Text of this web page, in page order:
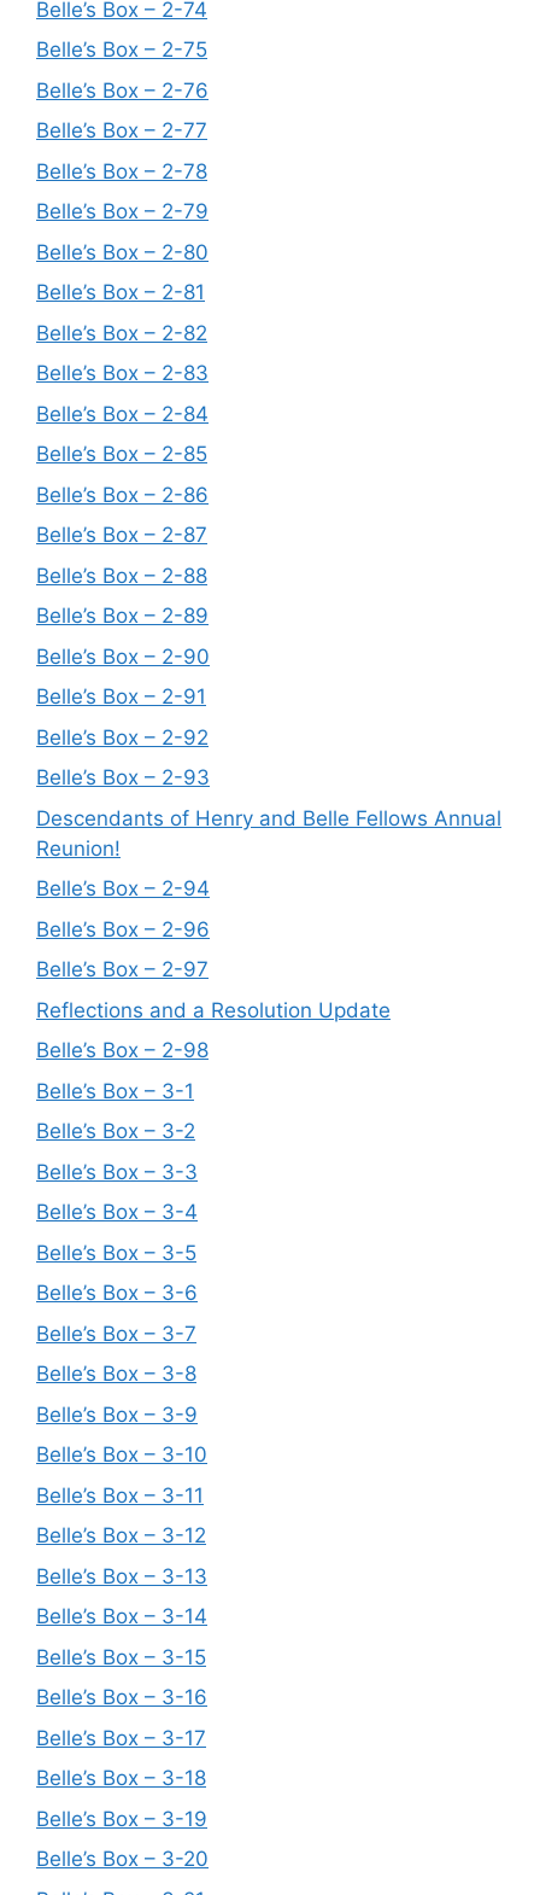
Belle’s Box – 2-74
Belle’s Box – 2-75
Belle’s Box – 2-76
Belle’s Box – 2-77
Belle’s Box – 2-78
Belle’s Box – 2-79
Belle’s Box – 2-80
Belle’s Box – 2-81
Belle’s Box – 2-82
Belle’s Box – 2-83
Belle’s Box – 2-84
Belle’s Box – 2-85
Belle’s Box – 2-86
Belle’s Box – 2-87
Belle’s Box – 2-88
Belle’s Box – 2-89
Belle’s Box – 2-90
Belle’s Box – 2-91
Belle’s Box – 2-92
Belle’s Box – 2-93
Descendants of Henry and Belle Fellows Annual
Reunion!
Belle’s Box – 2-94
Belle’s Box – 2-96
Belle’s Box – 2-97
Reflections and a Resolution Update
Belle’s Box – 2-98
Belle’s Box – 3-1
Belle’s Box – 3-2
Belle’s Box – 3-3
Belle’s Box – 3-4
Belle’s Box – 3-5
Belle’s Box – 3-6
Belle’s Box – 3-7
Belle’s Box – 3-8
Belle’s Box – 3-9
Belle’s Box – 3-10
Belle’s Box – 3-11
Belle’s Box – 3-12
Belle’s Box – 3-13
Belle’s Box – 3-14
Belle’s Box – 3-15
Belle’s Box – 3-16
Belle’s Box – 3-17
Belle’s Box – 3-18
Belle’s Box – 3-19
Belle’s Box – 3-20